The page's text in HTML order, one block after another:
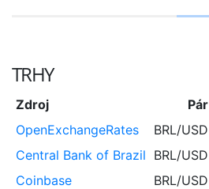
TRHY
Zdroj Pár
OpenExchangeRates
BRL/USD
Central Bank of Brazil BRL/USD
Coinbase
BRL/USD